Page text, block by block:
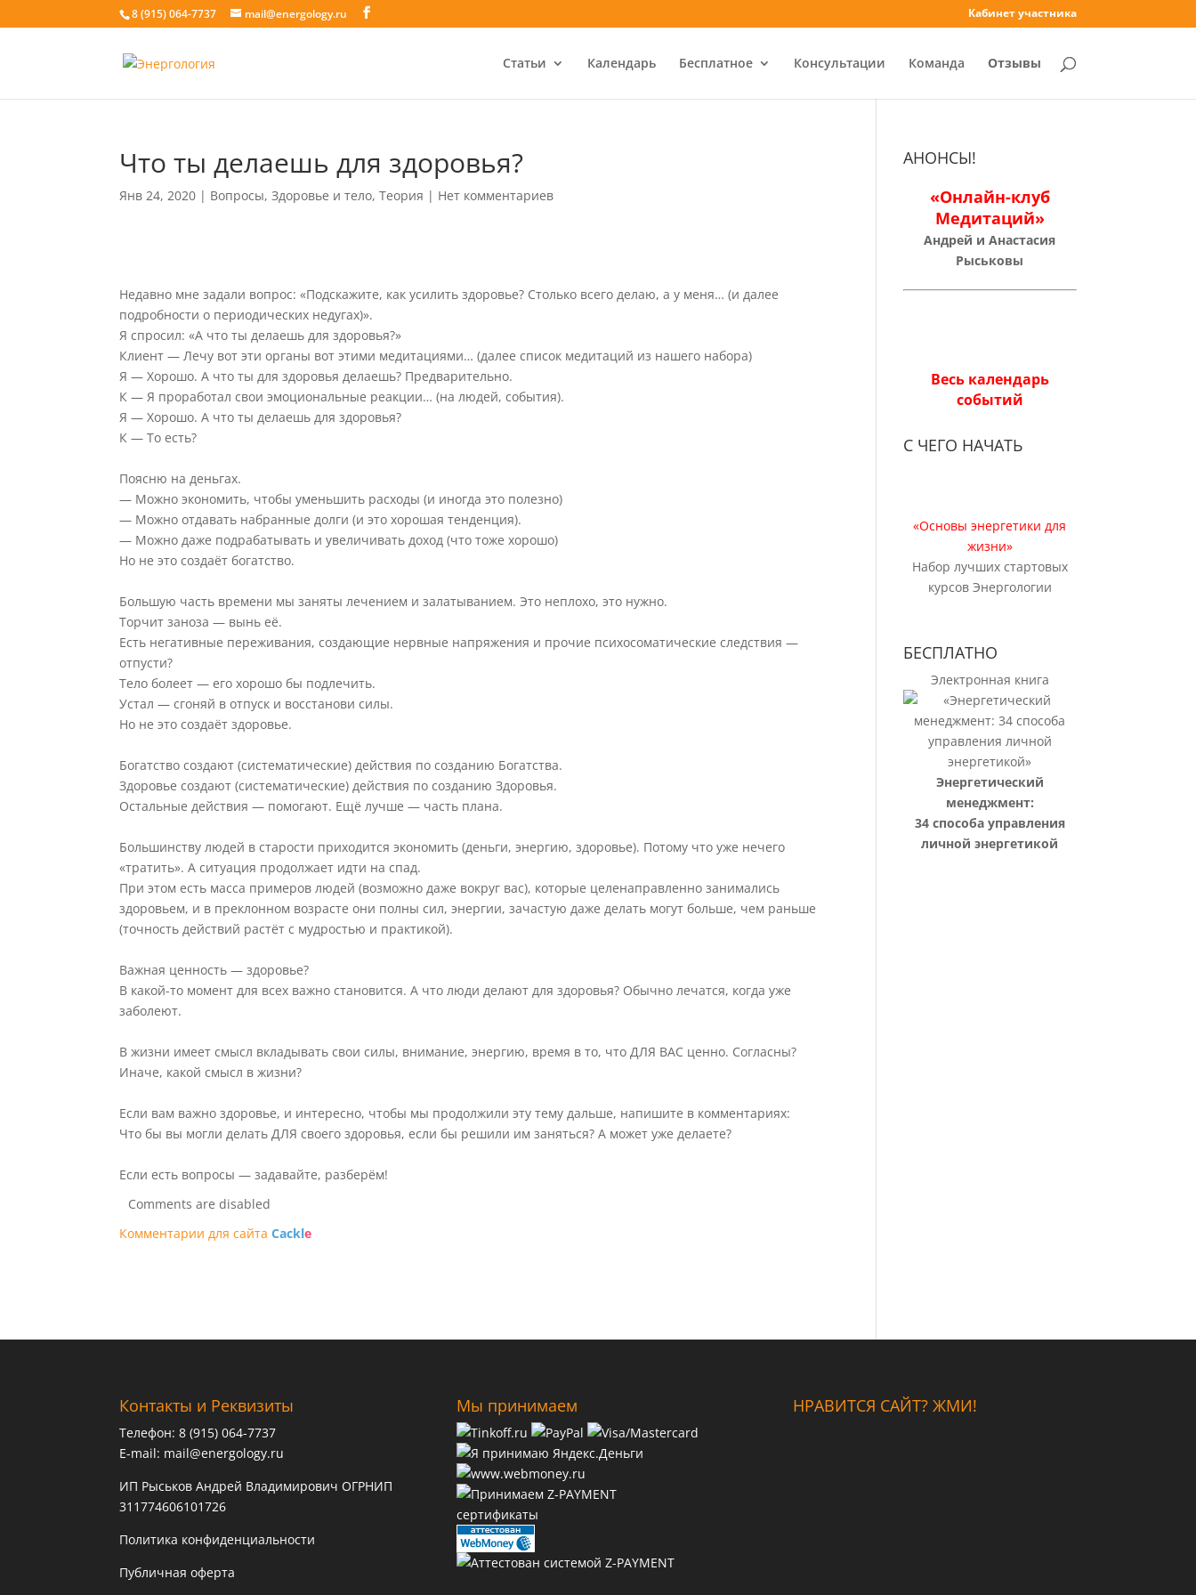
8 (915) 064-7737 mail@energology.ru Кабинет участника
Статьи Календарь Бесплатное Консультации Команда Отзывы
Что ты делаешь для здоровья?
Янв 24, 2020 | Вопросы,Здоровье и тело,Теория | Нет комментариев
Недавно мне задали вопрос: «Подскажите, как усилить здоровье? Столько всего делаю, а у меня… (и далее
подробности о периодических недугах)».
Я спросил: «А что ты делаешь для здоровья?»
Клиент — Лечу вот эти органы вот этими медитациями… (далее список медитаций из нашего набора)
Я — Хорошо. А что ты для здоровья делаешь? Предварительно.
К — Я проработал свои эмоциональные реакции… (на людей, события).
Я — Хорошо. А что ты делаешь для здоровья?
К — То есть?
Поясню на деньгах.
— Можно экономить, чтобы уменьшить расходы (и иногда это полезно)
— Можно отдавать набранные долги (и это хорошая тенденция).
— Можно даже подрабатывать и увеличивать доход (что тоже хорошо)
Но не это создаёт богатство.
Большую часть времени мы заняты лечением и залатыванием. Это неплохо, это нужно.
Торчит заноза — вынь её.
Есть негативные переживания, создающие нервные напряжения и прочие психосоматические следствия —
отпусти?
Тело болеет — его хорошо бы подлечить.
Устал — сгоняй в отпуск и восстанови силы.
Но не это создаёт здоровье.
Богатство создают (систематические) действия по созданию Богатства.
Здоровье создают (систематические) действия по созданию Здоровья.
Остальные действия — помогают. Ещё лучше — часть плана.
Большинству людей в старости приходится экономить (деньги, энергию, здоровье). Потому что уже нечего
«тратить». А ситуация продолжает идти на спад.
При этом есть масса примеров людей (возможно даже вокруг вас), которые целенаправленно занимались
здоровьем, и в преклонном возрасте они полны сил, энергии, зачастую даже делать могут больше, чем раньше
(точность действий растёт с мудростью и практикой).
Важная ценность — здоровье?
В какой-то момент для всех важно становится. А что люди делают для здоровья? Обычно лечатся, когда уже
заболеют.
В жизни имеет смысл вкладывать свои силы, внимание, энергию, время в то, что ДЛЯ ВАС ценно. Согласны?
Иначе, какой смысл в жизни?
Если вам важно здоровье, и интересно, чтобы мы продолжили эту тему дальше, напишите в комментариях:
Что бы вы могли делать ДЛЯ своего здоровья, если бы решили им заняться? А может уже делаете?
Если есть вопросы — задавайте, разберём!
Comments are disabled
Комментарии для сайтаCackle
АНОНСЫ!
«Онлайн-клуб
Медитаций»
Андрей и Анастасия
Рыськовы
Весь календарь
событий
С ЧЕГО НАЧАТЬ
«Основы энергетики для
жизни»
Набор лучших стартовых
курсов Энергологии
БЕСПЛАТНО
Электронная книга
Энергетический
менеджмент:
34 способа управления
личной энергетикой
Контакты и Реквизиты
Телефон: 8 (915) 064-7737
E-mail: mail@energology.ru
ИП Рыськов Андрей Владимирович ОГРНИП
311774606101726
Политика конфиденциальности
Публичная оферта
Мы принимаем
сертификаты
НРАВИТСЯ САЙТ? ЖМИ!